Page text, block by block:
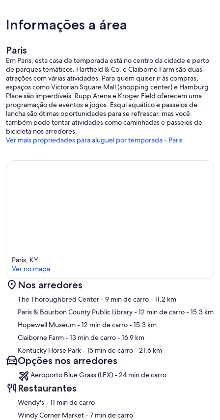
Informações a área
Paris
Em Paris, esta casa de temporada está no centro da cidade e perto
de parques temáticos. Hartfield & Co. e Claiborne Farm são duas
atrações com várias atividades. Para quem quiser ir às compras,
espaços como Victorian Square Mall (shopping center) e Hamburg
Place são imperdíveis. Rupp Arena e Kroger Field oferecem uma
programação de eventos e jogos. Esqui aquático e passeios de
lancha são ótimas oportunidades para se refrescar, mas você
também pode tentar atividades como caminhadas e passeios de
bicicleta nos arredores.
Ver mais propriedades para aluguel por temporada - Paris
Mapa
Paris, KY
Ver no mapa
Nos arredores
The Thoroughbred Center- 9 min de carro- 11.2 km
Paris & Bourbon County Public Library- 12 min de carro- 15.3 km
Hopewell Museum- 12 min de carro- 15.3 km
Claiborne Farm- 13 min de carro- 16.9 km
Kentucky Horse Park- 15 min de carro- 21.6 km
Opções nos arredores
Aeroporto Blue Grass (LEX) - 24 min de carro
Restaurantes
‪Wendy's - ‬11 min de carro
‪Windy Corner Market - ‬7 min de carro